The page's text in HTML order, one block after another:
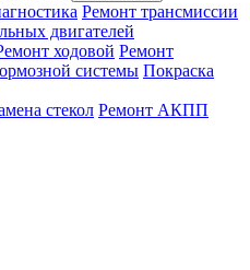
Ремонт трансмиссии
двигателей
ходовой Ремонт
системы Покраска
стекол Ремонт АКПП